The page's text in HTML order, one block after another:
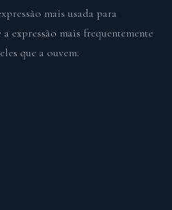
mais usada para
expressão mais frequentemente
que a ouvem.